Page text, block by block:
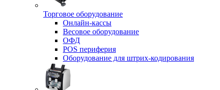
Торговое оборудование
Онлайн-кассы
Весовое оборудование
ОФД
POS периферия
Оборудование для штрих-кодирования